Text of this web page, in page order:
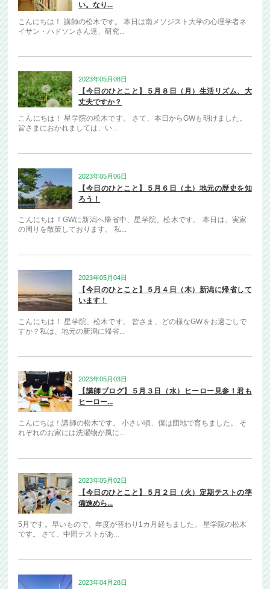
い。なり...
こんにちは！ 講師の松木です。 本日は南メソジスト大学の心理学者ネ
イサン・ハドソンさん達、研究...
2023年05月08日
【今日のひとこと】５月８日（月）生活リズム、大
丈夫ですか？
こんにちは！ 星学院の松木です。 さて、本日からGWも明けました。
皆さまにおかれましては、い...
2023年05月06日
【今日のひとこと】５月６日（土）地元の歴史を知
ろう！
こんにちは！GWに新潟へ帰省中、星学院、松木です。 本日は、実家
の周りを散策しております。 私...
2023年05月04日
【今日のひとこと】５月４日（木）新潟に帰省して
います！
こんにちは！ 星学院、松木です。 皆さま、どの様なGWをお過ごしで
すか？私は、地元の新潟に帰省...
2023年05月03日
【講師ブログ】５月３日（水）ヒーロー見参！君も
ヒーロー...
こんにちは！講師の松木です。 小さい頃、僕は団地で育ちました。 そ
れぞれのお家には洗濯物が風に...
2023年05月02日
【今日のひとこと】５月２日（火）定期テストの準
備進めら...
5月です。早いもので、年度が替わり1カ月経ちました。 星学院の松木
です。 さて、中間テストがあ...
2023年04月28日